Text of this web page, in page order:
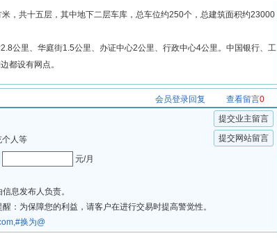
，共十五层，其中地下二层车库，总车位约250个，总建筑面积约23000
公里、华庭街1.5公里、办证中心2公里、行政中心4公里。中国银行、工
都设有网点。
0
查看留言
会员登录回复
提交业主留言
人等 提交网站留言
元/月
息发布人负责。
：为保障您的利益，请客户在进行交易时提高警觉性。
换为@